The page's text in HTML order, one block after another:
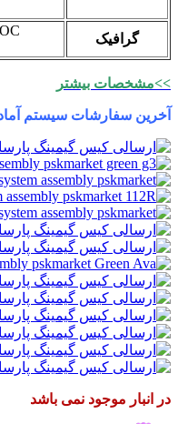
گرافیک
>>مشخصات بیشتر
آخرین سفارشات سیستم
در انبار موجود نمی باشد